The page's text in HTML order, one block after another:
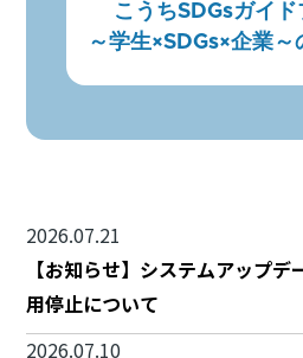
こうちSDGsガイ
～学生×SDGs×企業～
2026.07.21
【お知らせ】システムアップ
用停止について
2026.07.10